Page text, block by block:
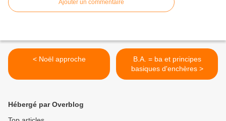
Ajouter un commentaire
< Noël approche
B.A. = ba et principes
basiques d'enchères >
Hébergé par Overblog